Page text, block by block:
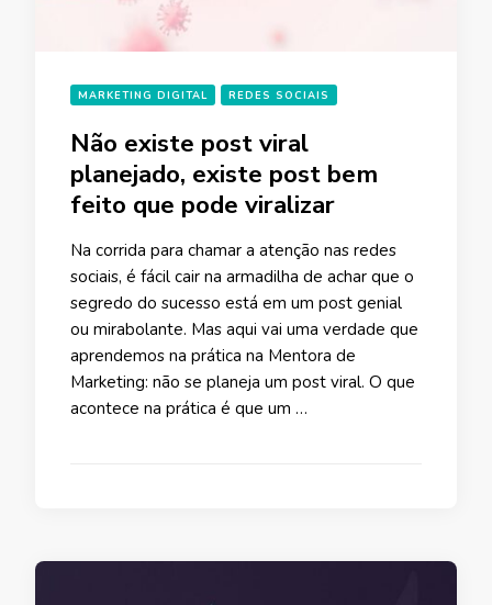
MARKETING DIGITAL REDES SOCIAIS
Não existe post viral
planejado, existe post bem
feito que pode viralizar
Na corrida para chamar a atenção nas redes
sociais, é fácil cair na armadilha de achar que o
segredo do sucesso está em um post genial
ou mirabolante. Mas aqui vai uma verdade que
aprendemos na prática na Mentora de
Marketing: não se planeja um post viral. O que
acontece na prática é que um …